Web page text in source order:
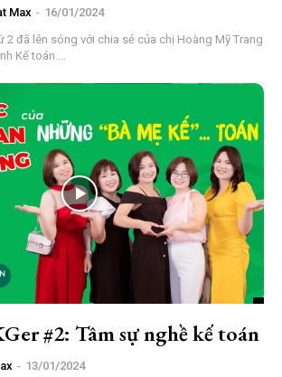
Max - 16/01/2024
2 đã lên sóng với chia sẻ của chị Hoàng Mỹ Trang
Kế toán....
#2: Tâm sự nghề kế toán
- 13/01/2024